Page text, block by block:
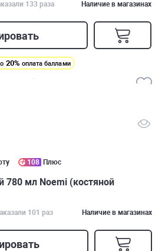
133 раза Наличие в магазинах
20% оплата баллами
108 Плюс
780 мл Noemi (костяной
101 раз Наличие в магазинах